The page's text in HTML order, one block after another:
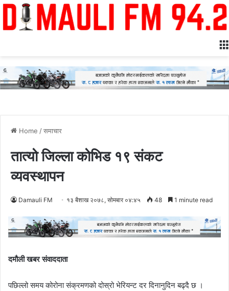
Home /समाचार
तात्यो जिल्ला कोभिड १९ संकट
व्यवस्थापन
Damauli FM १३ बैशाख २०७८, सोमबार ०४:४५ 48 1 minute read
दमौली खबर संवाददाता
पछिल्लो समय कोरोना संक्रमणको दोस्रो भेरियन्ट दर दिनानुदिन बढ्दै छ ।